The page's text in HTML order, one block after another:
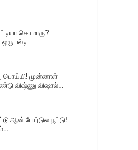
கொமாரு?
பல்டி
பொய்யி! முன்னாள்
விஷ்ணு விஷால்…
ஆன் போர்டுல பூட்டு!